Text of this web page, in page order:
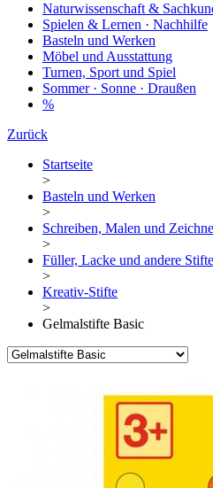
Naturwissenschaft &
Spielen & Lernen · Nachhilfe
Basteln und Werken
Möbel und Ausstattung
Turnen, Sport und Spiel
Sommer · Sonne · Draußen
%
Zurück
Startseite
>
Basteln und Werken
>
Schreiben, Malen und
>
Füller, Lacke und andere Stifte
>
Kreativ-Stifte
>
Gelmalstifte Basic